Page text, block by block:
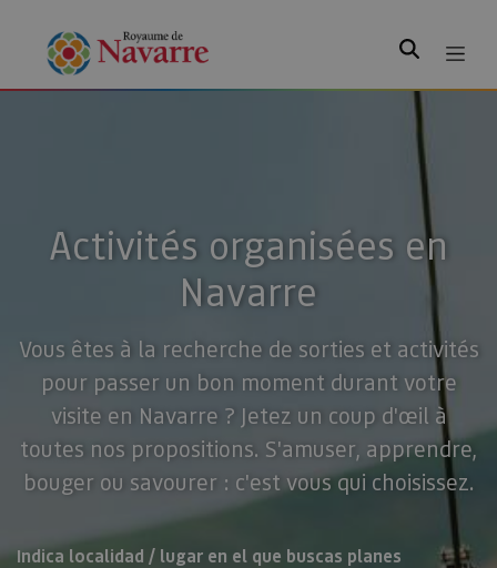
Rechercher
Activités organisées en
Navarre
Vous êtes à la recherche de sorties et activités
pour passer un bon moment durant votre
visite en Navarre ? Jetez un coup d'œil à
toutes nos propositions. S'amuser, apprendre,
bouger ou savourer : c'est vous qui choisissez.
Rechercher
Indica localidad / lugar en el que buscas planes